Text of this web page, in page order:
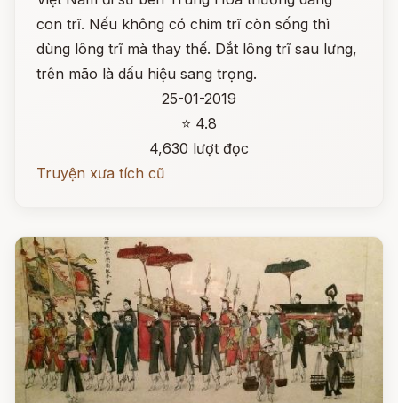
con trĩ. Nếu không có chim trĩ còn sống thì
dùng lông trĩ mà thay thế. Dắt lông trĩ sau lưng,
trên mão là dấu hiệu sang trọng.
25-01-2019
⭐ 4.8
4,630 lượt đọc
Truyện xưa tích cũ